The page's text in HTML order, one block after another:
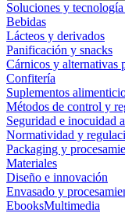
Soluciones y
Bebidas
Lácteos y derivados
Panificación y snacks
Cárnicos y alternativas
Confitería
Suplementos
Métodos de control y
Seguridad e inocuidad
Normatividad y
Packaging y
Materiales
Diseño e innovación
Envasado y
EbooksMultimedia